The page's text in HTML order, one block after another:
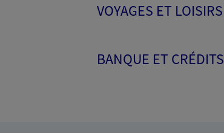
VOYAGES ET LOISIRS
BANQUE ET CRÉDITS